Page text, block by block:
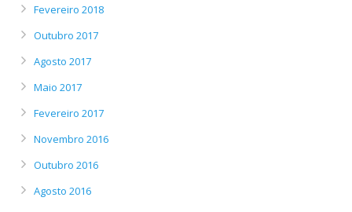
Fevereiro 2018
Outubro 2017
Agosto 2017
Maio 2017
Fevereiro 2017
Novembro 2016
Outubro 2016
Agosto 2016